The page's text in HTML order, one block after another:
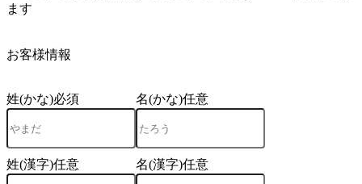
ます
お客様情報
姓(かな)必須 名(かな)任意
姓(漢字)任意 名(漢字)任意